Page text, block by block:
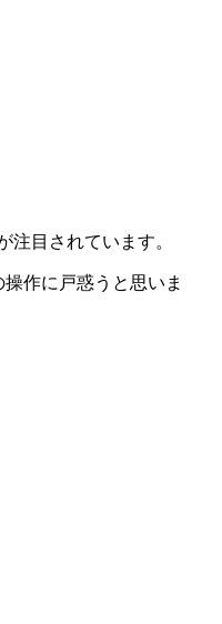
目されています。
作に戸惑うと思いま